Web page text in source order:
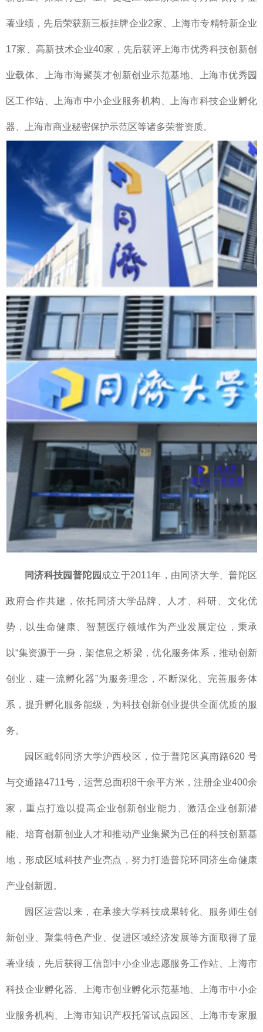
著业绩，先后荣获新三板挂牌企业2家、上海市专精特新企业
17家、高新技术企业40家，先后获评上海市优秀科技创新创
业载体、上海市海聚英才创新创业示范基地、上海市优秀园
区工作站、上海市中小企业服务机构、上海市科技企业孵化
器、上海市商业秘密保护示范区等诸多荣誉资质。
同济科技园普陀园 成立于2011年，由同济大学、普陀区
政府合作共建，依托同济大学品牌、人才、科研、文化优
势，以生命健康、智慧医疗领域作为产业发展定位，秉承
以“集资源于一身，架信息之桥梁，优化服务体系，推动创新
创业，建一流孵化器”为服务理念，不断深化、完善服务体
系，提升孵化服务能级，为科技创新创业提供全面优质的服
务。
园区毗邻同济大学沪西校区，位于普陀区真南路620 号
与交通路4711号，运营总面积8千余平方米，注册企业400余
家，重点打造以提高企业创新创业能力、激活企业创新潜
能、培育创新创业人才和推动产业集聚为己任的科技创新基
地，形成区域科技产业亮点，努力打造普陀环同济生命健康
产业创新园。
园区运营以来，在承接大学科技成果转化、服务师生创
新创业、聚集特色产业、促进区域经济发展等方面取得了显
著业绩，先后获得工信部中小企业志愿服务工作站、上海市
科技企业孵化器、上海市创业孵化示范基地、上海市中小企
业服务机构、上海市知识产权托管试点园区、上海市专家服